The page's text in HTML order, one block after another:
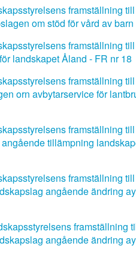
framställning
om stöd för vård av
framställning
landskapet Åland - FR nr 18
framställning
orn avbytarservice för
framställning
tillämpning
framställning
angående ändring
framställning
angående ändring